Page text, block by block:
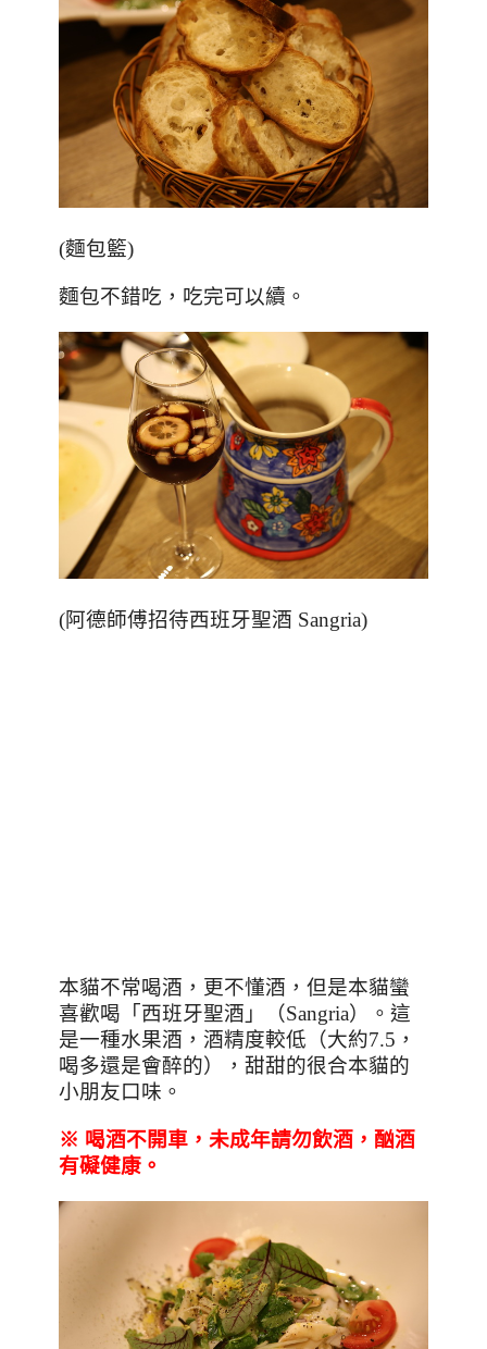
(麵包籃)
麵包不錯吃，吃完可以續。
(阿德師傅招待西班牙聖酒 Sangria)
本貓不常喝酒，更不懂酒，但是本貓蠻
喜歡喝 「西班牙聖酒」（Sangria）。這
是一種水果酒，酒精度較低（大約7.5，
喝多還是會醉的），甜甜的很合本貓的
小朋友口味。
※ 喝酒不開車，未成年請勿飲酒，酗酒
有礙健康。